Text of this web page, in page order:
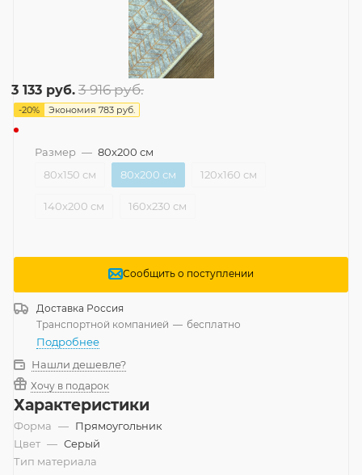
3 133 руб. 3 916руб.
-20% Экономия 783 руб.
Размер — 80x200 см
80x150 см
80x200 см 120x160 см
140x200 см 160x230 см
Сообщить о поступлении
Доставка Россия
Транспортной компанией — бесплатно
Подробнее
Нашли дешевле?
Хочу в подарок
Характеристики
Форма — Прямоугольник
Цвет — Серый
Тип материала